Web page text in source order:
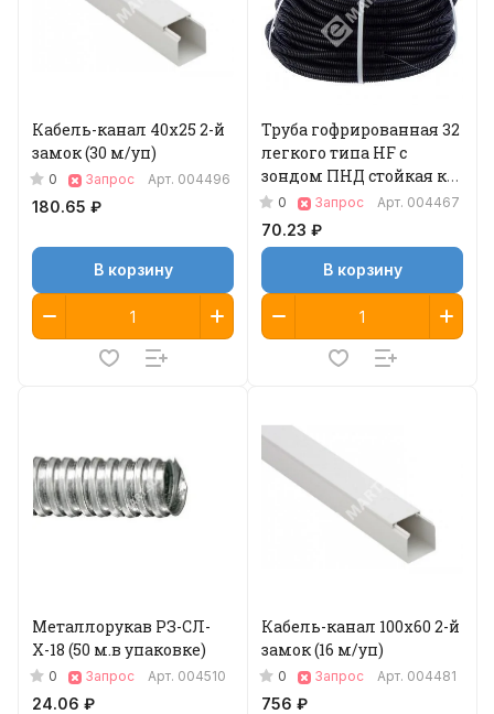
Кабель-канал 40х25 2-й
замок (30 м/уп)
0 Запрос Арт. 004496
180.65 ₽
В корзину
Труба гофрированная 32
легкого типа HF с
зондом ПНД стойкая к
УФ, 25 м 1
0 Запрос Арт. 004467
70.23 ₽
В корзину
Металлорукав РЗ-СЛ-
Х-18 (50 м.в упаковке)
0 Запрос Арт. 004510
24.06 ₽
Кабель-канал 100х60 2-й
замок (16 м/уп)
0 Запрос Арт. 004481
756 ₽